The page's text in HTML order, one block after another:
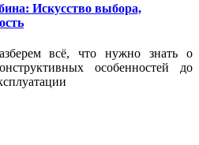
Искусство выбора,
всё, что нужно знать о
особенностей до